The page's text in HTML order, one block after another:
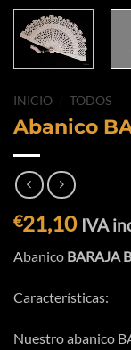
INICIO TODOS
Abanico
€21,10 IVA
Abanico BARAJA
Características:
Nuestro abanico